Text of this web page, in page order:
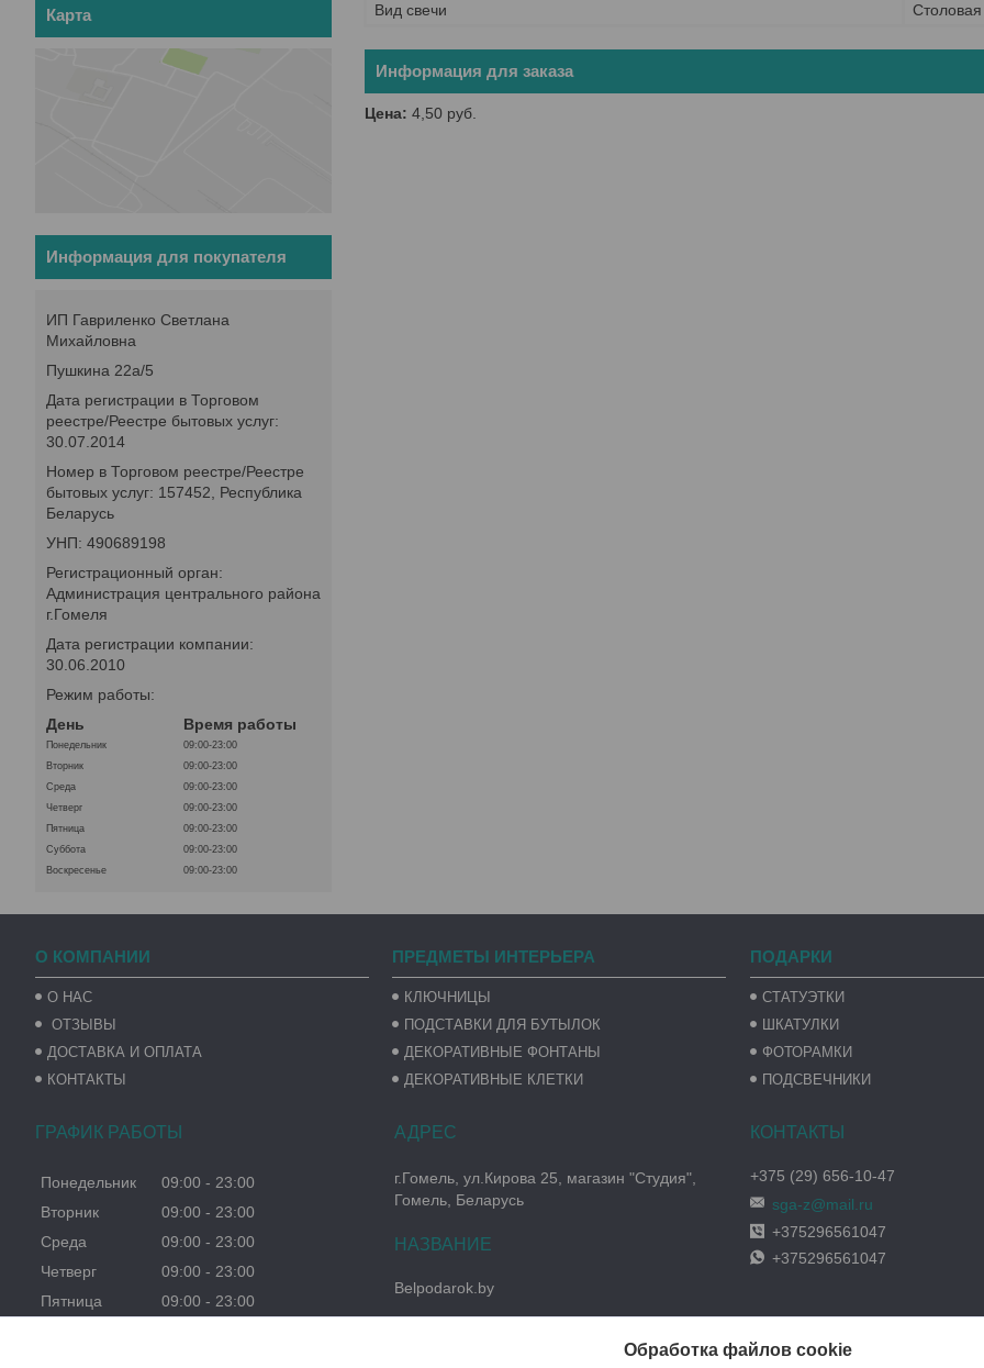
Вид свечи
Столовая
Информация для заказа
Цена: 4,50 руб.
Карта
Информация для покупателя
ИП Гавриленко Светлана
Михайловна
Пушкина 22а/5
Дата регистрации в Торговом
реестре/Реестре бытовых услуг:
30.07.2014
Номер в Торговом реестре/Реестре
бытовых услуг: 157452, Республика
Беларусь
УНП: 490689198
Регистрационный орган:
Администрация центрального района
г.Гомеля
Дата регистрации компании:
30.06.2010
Режим работы:
День
Время работы
Понедельник
09:00-23:00
Вторник
09:00-23:00
Среда
09:00-23:00
Четверг
09:00-23:00
Пятница
09:00-23:00
Суббота
09:00-23:00
Воскресенье
09:00-23:00
О КОМПАНИИ
О НАС
ОТЗЫВЫ
ДОСТАВКА И ОПЛАТА
КОНТАКТЫ
ПРЕДМЕТЫ ИНТЕРЬЕРА
КЛЮЧНИЦЫ
ПОДСТАВКИ ДЛЯ БУТЫЛОК
ДЕКОРАТИВНЫЕ ФОНТАНЫ
ДЕКОРАТИВНЫЕ КЛЕТКИ
ПОДАРКИ
СТАТУЭТКИ
ШКАТУЛКИ
ФОТОРАМКИ
ПОДСВЕЧНИКИ
ГРАФИК РАБОТЫ
Понедельник 09:00
23:00
Вторник
09:00
23:00
Среда
09:00
23:00
Четверг
09:00
23:00
Пятница
09:00
23:00
г.Гомель, ул.Кирова 25, магазин "Студия",
Гомель, Беларусь
Belpodarok.by
+375 (29) 656-10-47
sga-z@mail.ru
+375296561047
+375296561047
Обработка файлов cookie